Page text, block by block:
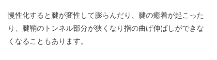
慢性化すると腱が変性して膨らんだり、腱の癒着が起こった
り、腱鞘のトンネル部分が狭くなり指の曲げ伸ばしができな
くなることもあります。